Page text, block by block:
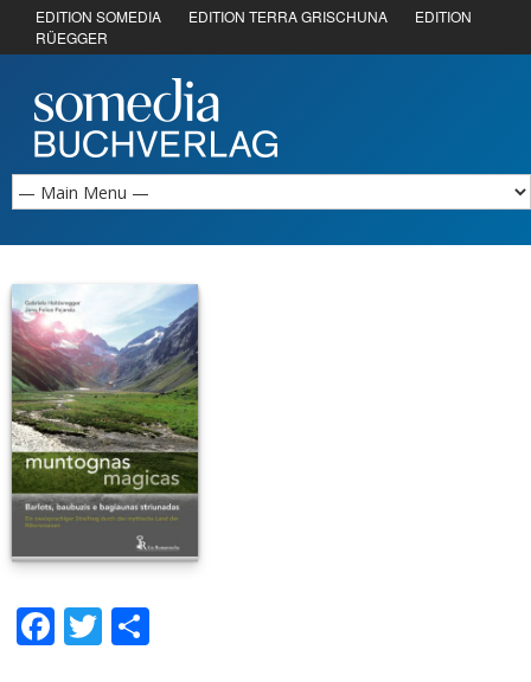
EDITION SOMEDIA EDITION TERRA GRISCHUNA
EDITION
RÜEGGER
Facebook
Twitter